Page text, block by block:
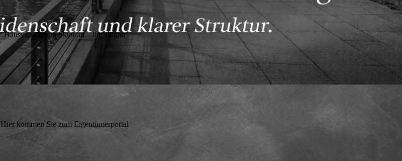
Hausverwaltung Skuthan Ihr Slogan
Hier kommen Sie zum Eigentümerportal